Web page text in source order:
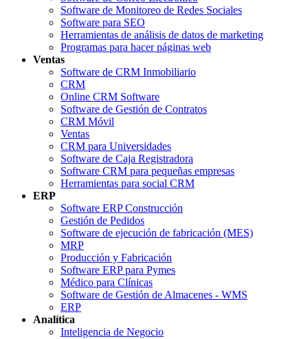
Software de Monitoreo de Redes Sociales
Software para SEO
Herramientas de análisis de datos de marketing
Programas para hacer páginas web
Ventas
Software de CRM Inmobiliario
CRM
Online CRM Software
Software de Gestión de Contratos
CRM Móvil
Ventas
CRM para Universidades
Software de Caja Registradora
Software CRM para pequeñas empresas
Herramientas para social CRM
ERP
Software ERP Construcción
Gestión de Pedidos
Software de ejecución de fabricación (MES)
MRP
Producción y Fabricación
Software ERP para Pymes
Médico para Clínicas
Software de Gestión de Almacenes - WMS
ERP
Analítica
Inteligencia de Negocio